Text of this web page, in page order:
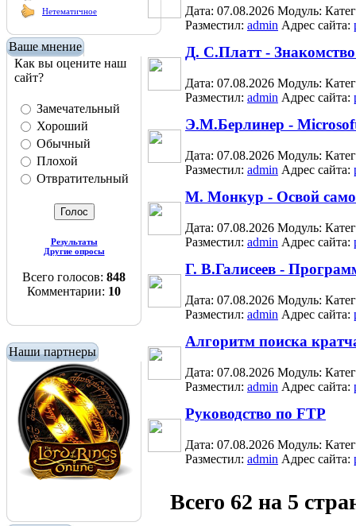
Нетематичное
Ваше мнение
Как вы оцените наш
сайт?
Замечательный
Хороший
Обычный
Плохой
Отвратительный
Результаты
Другие опросы
Всего голосов: 848
Комментарии: 10
Наши партнеры
Дата: 07.08.2026 Модуль:
Разместил: admin Адрес сайта:
Д. С.Платт -
Дата: 07.08.2026 Модуль:
Разместил: admin Адрес сайта:
Э.М.Берлинер - Microsoft
Дата: 07.08.2026 Модуль:
Разместил: admin Адрес сайта:
М. Монкур - Освой
Дата: 07.08.2026 Модуль:
Разместил: admin Адрес сайта:
Г. В.Галисеев -
Дата: 07.08.2026 Модуль:
Разместил: admin Адрес сайта:
Алгоритм поиска
Дата: 07.08.2026 Модуль:
Разместил: admin Адрес сайта:
Руководство по FTP
Дата: 07.08.2026 Модуль:
Разместил: admin Адрес сайта:
Всего 62 на 5